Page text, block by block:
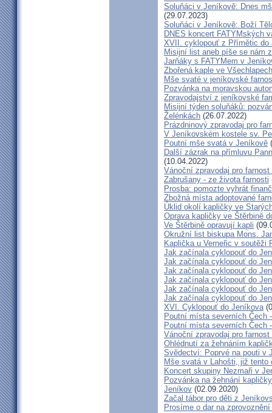
Soluňáci v Jeníkově: Dnes
(29.07.2023)
Soluňáci v Jeníkově: Boží
DNES koncert FATYMských
XVII. cyklopouť z Přímětic do
Misijní list aneb píše se nám
Jarňáky s FATYMem v
Zbořená kaple ve
Mše svaté v jeníkovské
Pozvánka na moravskou
Zpravodajství z jeníkovské
Misijní týden soluňáků:
Želénkách (26.07.2022)
Prázdninový zpravodaj pro
V Jeníkovském kostele sv.
Poutní mše svatá v Jeníkově
Další zázrak na přímluvu
(10.04.2022)
Vánoční zpravodaj pro
Zabrušany - ze života farnosti
Prosba: pomozte vyhrát
Zbožná místa adoptované
Úklid okolí kapličky ve
Oprava kapličky ve Štěrbině
Ve Štěrbině opravují kapli
Okružní list biskupa Mons.
Kaplička u Verneřic v soutěži
Jak začínala cyklopouť do
Jak začínala cyklopouť do
Jak začínala cyklopouť do
Jak začínala cyklopouť do
Jak začínala cyklopouť do
Jak začínala cyklopouť do
XVI. Cyklopouť do Jeníkova
Poutní místa severních Čech
Poutní místa severních Čech
Vánoční zpravodaj pro
Ohlédnutí za žehnáním
Svědectví: Poprvé na pouti v
Mše svatá v Lahošti, již tento
Koncert skupiny Nezmaři v
Pozvánka na žehnání
Jeníkov (02.09.2020)
Začal tábor pro děti z
Prosíme o dar na